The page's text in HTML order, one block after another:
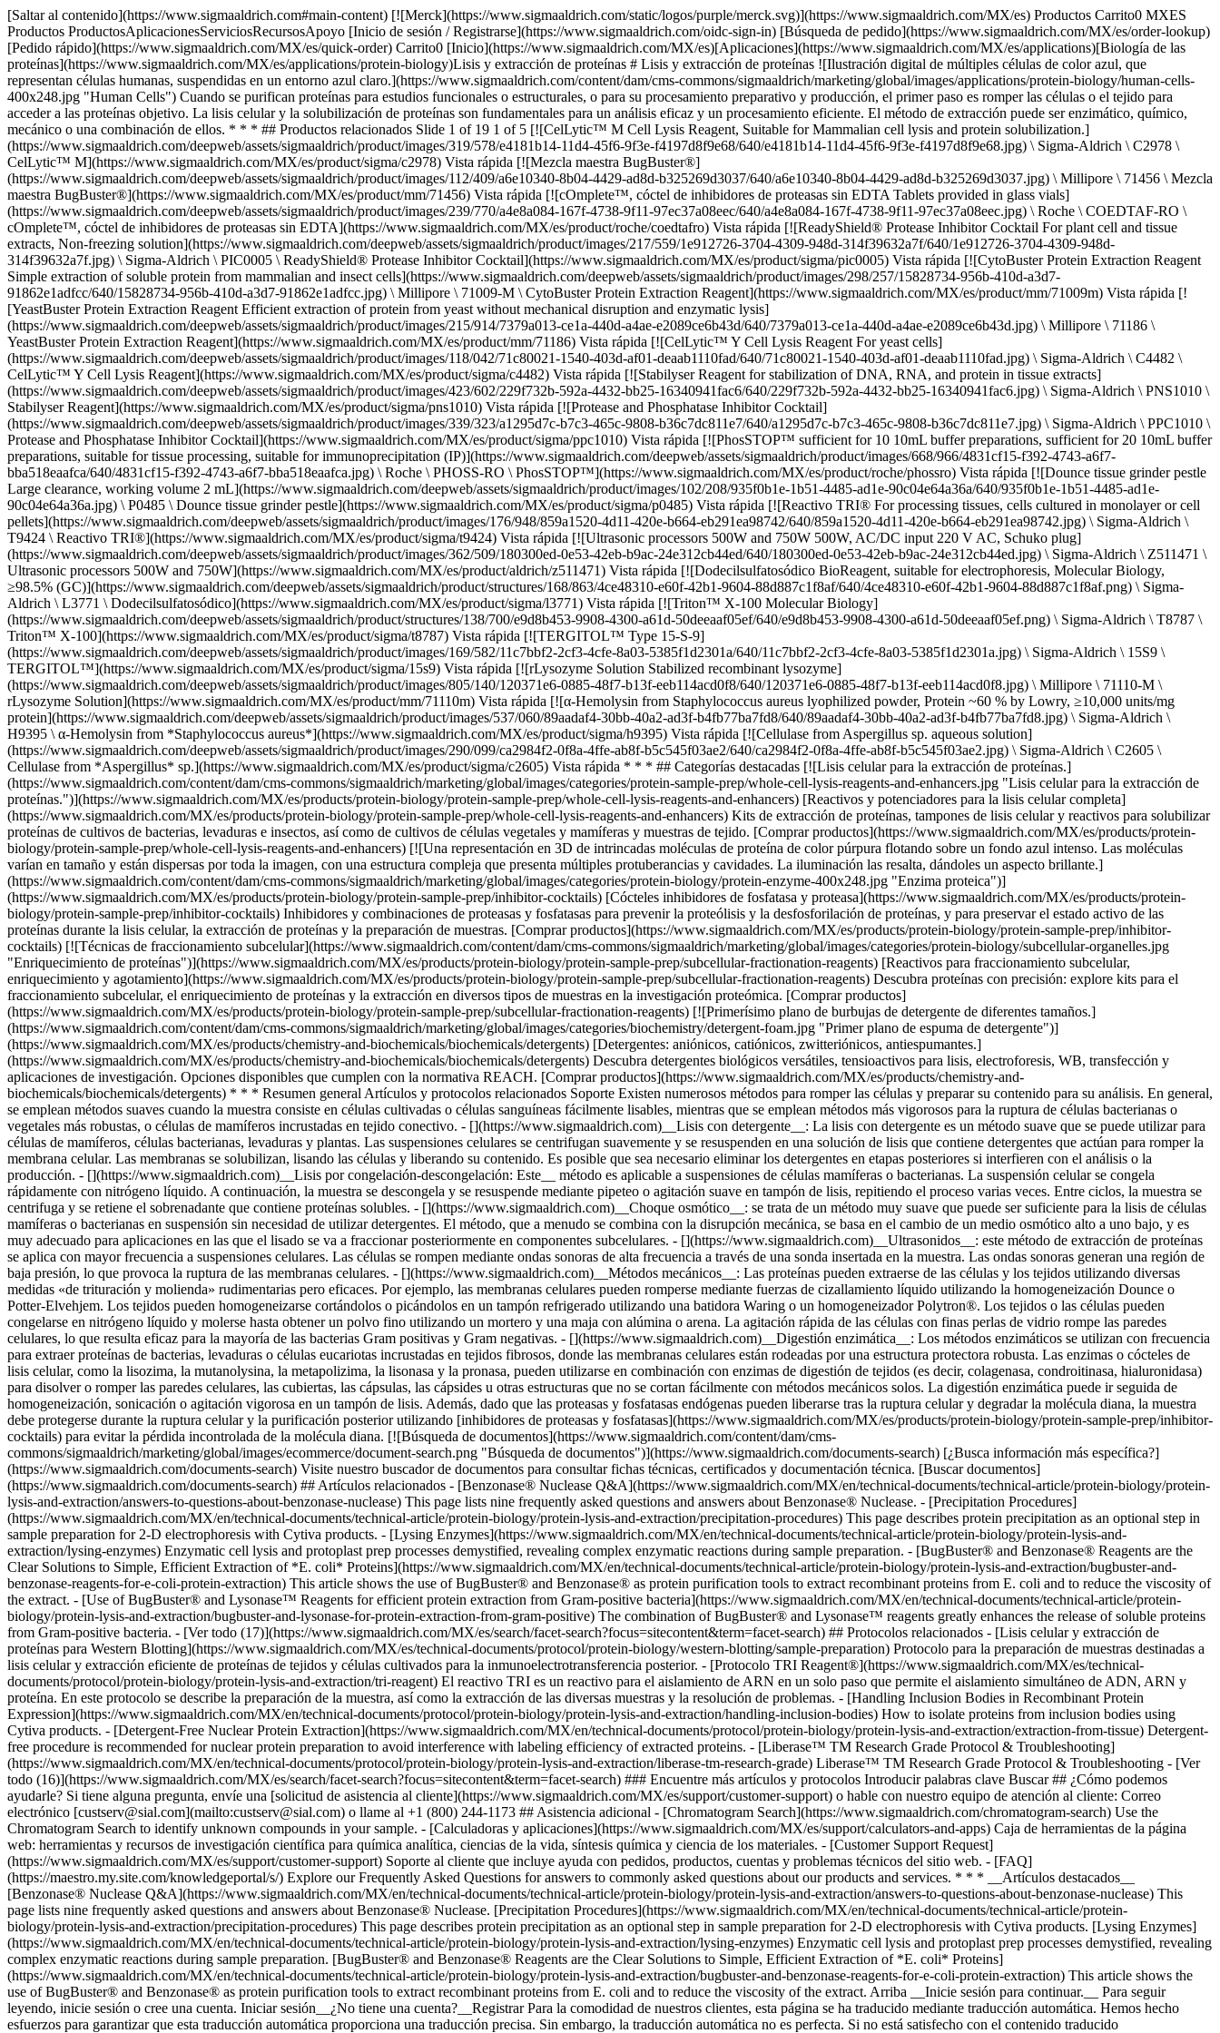
[Saltar al contenido](https://www.sigmaaldrich.com#main-content) [![Merck](https://www.sigmaaldrich.com/static/logos/purple/merck.svg)](https://www.sigmaaldrich.com/MX/es) Productos Carrito0 MXES Productos ProductosAplicacionesServiciosRecursosApoyo [Inicio de sesión / Registrarse](https://www.sigmaaldrich.com/oidc-sign-in) [Búsqueda de pedido](https://www.sigmaaldrich.com/MX/es/order-lookup) [Pedido rápido](https://www.sigmaaldrich.com/MX/es/quick-order) Carrito0 [Inicio](https://www.sigmaaldrich.com/MX/es)[Aplicaciones](https://www.sigmaaldrich.com/MX/es/applications)[Biología de las proteínas](https://www.sigmaaldrich.com/MX/es/applications/protein-biology)Lisis y extracción de proteínas # Lisis y extracción de proteínas ![Ilustración digital de múltiples células de color azul, que representan células humanas, suspendidas en un entorno azul claro.](https://www.sigmaaldrich.com/content/dam/cms-commons/sigmaaldrich/marketing/global/images/applications/protein-biology/human-cells-400x248.jpg "Human Cells") Cuando se purifican proteínas para estudios funcionales o estructurales, o para su procesamiento preparativo y producción, el primer paso es romper las células o el tejido para acceder a las proteínas objetivo. La lisis celular y la solubilización de proteínas son fundamentales para un análisis eficaz y un procesamiento eficiente. El método de extracción puede ser enzimático, químico, mecánico o una combinación de ellos. * * * ## Productos relacionados Slide 1 of 19 1 of 5 [![CelLytic™ M Cell Lysis Reagent, Suitable for Mammalian cell lysis and protein solubilization.](https://www.sigmaaldrich.com/deepweb/assets/sigmaaldrich/product/images/319/578/e4181b14-11d4-45f6-9f3e-f4197d8f9e68/640/e4181b14-11d4-45f6-9f3e-f4197d8f9e68.jpg) \ Sigma-Aldrich \ C2978 \ CelLytic™ M](https://www.sigmaaldrich.com/MX/es/product/sigma/c2978) Vista rápida [![Mezcla maestra BugBuster®](https://www.sigmaaldrich.com/deepweb/assets/sigmaaldrich/product/images/112/409/a6e10340-8b04-4429-ad8d-b325269d3037/640/a6e10340-8b04-4429-ad8d-b325269d3037.jpg) \ Millipore \ 71456 \ Mezcla maestra BugBuster®](https://www.sigmaaldrich.com/MX/es/product/mm/71456) Vista rápida [![cOmplete™, cóctel de inhibidores de proteasas sin EDTA Tablets provided in glass vials](https://www.sigmaaldrich.com/deepweb/assets/sigmaaldrich/product/images/239/770/a4e8a084-167f-4738-9f11-97ec37a08eec/640/a4e8a084-167f-4738-9f11-97ec37a08eec.jpg) \ Roche \ COEDTAF-RO \ cOmplete™, cóctel de inhibidores de proteasas sin EDTA](https://www.sigmaaldrich.com/MX/es/product/roche/coedtafro) Vista rápida [![ReadyShield® Protease Inhibitor Cocktail For plant cell and tissue extracts, Non-freezing solution](https://www.sigmaaldrich.com/deepweb/assets/sigmaaldrich/product/images/217/559/1e912726-3704-4309-948d-314f39632a7f/640/1e912726-3704-4309-948d-314f39632a7f.jpg) \ Sigma-Aldrich \ PIC0005 \ ReadyShield® Protease Inhibitor Cocktail](https://www.sigmaaldrich.com/MX/es/product/sigma/pic0005) Vista rápida [![CytoBuster Protein Extraction Reagent Simple extraction of soluble protein from mammalian and insect cells](https://www.sigmaaldrich.com/deepweb/assets/sigmaaldrich/product/images/298/257/15828734-956b-410d-a3d7-91862e1adfcc/640/15828734-956b-410d-a3d7-91862e1adfcc.jpg) \ Millipore \ 71009-M \ CytoBuster Protein Extraction Reagent](https://www.sigmaaldrich.com/MX/es/product/mm/71009m) Vista rápida [![YeastBuster Protein Extraction Reagent Efficient extraction of protein from yeast without mechanical disruption and enzymatic lysis](https://www.sigmaaldrich.com/deepweb/assets/sigmaaldrich/product/images/215/914/7379a013-ce1a-440d-a4ae-e2089ce6b43d/640/7379a013-ce1a-440d-a4ae-e2089ce6b43d.jpg) \ Millipore \ 71186 \ YeastBuster Protein Extraction Reagent](https://www.sigmaaldrich.com/MX/es/product/mm/71186) Vista rápida [![CelLytic™ Y Cell Lysis Reagent For yeast cells](https://www.sigmaaldrich.com/deepweb/assets/sigmaaldrich/product/images/118/042/71c80021-1540-403d-af01-deaab1110fad/640/71c80021-1540-403d-af01-deaab1110fad.jpg) \ Sigma-Aldrich \ C4482 \ CelLytic™ Y Cell Lysis Reagent](https://www.sigmaaldrich.com/MX/es/product/sigma/c4482) Vista rápida [![Stabilyser Reagent for stabilization of DNA, RNA, and protein in tissue extracts](https://www.sigmaaldrich.com/deepweb/assets/sigmaaldrich/product/images/423/602/229f732b-592a-4432-bb25-16340941fac6/640/229f732b-592a-4432-bb25-16340941fac6.jpg) \ Sigma-Aldrich \ PNS1010 \ Stabilyser Reagent](https://www.sigmaaldrich.com/MX/es/product/sigma/pns1010) Vista rápida [![Protease and Phosphatase Inhibitor Cocktail](https://www.sigmaaldrich.com/deepweb/assets/sigmaaldrich/product/images/339/323/a1295d7c-b7c3-465c-9808-b36c7dc811e7/640/a1295d7c-b7c3-465c-9808-b36c7dc811e7.jpg) \ Sigma-Aldrich \ PPC1010 \ Protease and Phosphatase Inhibitor Cocktail](https://www.sigmaaldrich.com/MX/es/product/sigma/ppc1010) Vista rápida [![PhosSTOP™ sufficient for 10 10mL buffer preparations, sufficient for 20 10mL buffer preparations, suitable for tissue processing, suitable for immunoprecipitation (IP)](https://www.sigmaaldrich.com/deepweb/assets/sigmaaldrich/product/images/668/966/4831cf15-f392-4743-a6f7-bba518eaafca/640/4831cf15-f392-4743-a6f7-bba518eaafca.jpg) \ Roche \ PHOSS-RO \ PhosSTOP™](https://www.sigmaaldrich.com/MX/es/product/roche/phossro) Vista rápida [![Dounce tissue grinder pestle Large clearance, working volume 2 mL](https://www.sigmaaldrich.com/deepweb/assets/sigmaaldrich/product/images/102/208/935f0b1e-1b51-4485-ad1e-90c04e64a36a/640/935f0b1e-1b51-4485-ad1e-90c04e64a36a.jpg) \ P0485 \ Dounce tissue grinder pestle](https://www.sigmaaldrich.com/MX/es/product/sigma/p0485) Vista rápida [![Reactivo TRI® For processing tissues, cells cultured in monolayer or cell pellets](https://www.sigmaaldrich.com/deepweb/assets/sigmaaldrich/product/images/176/948/859a1520-4d11-420e-b664-eb291ea98742/640/859a1520-4d11-420e-b664-eb291ea98742.jpg) \ Sigma-Aldrich \ T9424 \ Reactivo TRI®](https://www.sigmaaldrich.com/MX/es/product/sigma/t9424) Vista rápida [![Ultrasonic processors 500W and 750W 500W, AC/DC input 220 V AC, Schuko plug](https://www.sigmaaldrich.com/deepweb/assets/sigmaaldrich/product/images/362/509/180300ed-0e53-42eb-b9ac-24e312cb44ed/640/180300ed-0e53-42eb-b9ac-24e312cb44ed.jpg) \ Sigma-Aldrich \ Z511471 \ Ultrasonic processors 500W and 750W](https://www.sigmaaldrich.com/MX/es/product/aldrich/z511471) Vista rápida [![Dodecilsulfatosódico BioReagent, suitable for electrophoresis, Molecular Biology, ≥98.5% (GC)](https://www.sigmaaldrich.com/deepweb/assets/sigmaaldrich/product/structures/168/863/4ce48310-e60f-42b1-9604-88d887c1f8af/640/4ce48310-e60f-42b1-9604-88d887c1f8af.png) \ Sigma-Aldrich \ L3771 \ Dodecilsulfatosódico](https://www.sigmaaldrich.com/MX/es/product/sigma/l3771) Vista rápida [![Triton™ X-100 Molecular Biology](https://www.sigmaaldrich.com/deepweb/assets/sigmaaldrich/product/structures/138/700/e9d8b453-9908-4300-a61d-50deeaaf05ef/640/e9d8b453-9908-4300-a61d-50deeaaf05ef.png) \ Sigma-Aldrich \ T8787 \ Triton™ X-100](https://www.sigmaaldrich.com/MX/es/product/sigma/t8787) Vista rápida [![TERGITOL™ Type 15-S-9](https://www.sigmaaldrich.com/deepweb/assets/sigmaaldrich/product/images/169/582/11c7bbf2-2cf3-4cfe-8a03-5385f1d2301a/640/11c7bbf2-2cf3-4cfe-8a03-5385f1d2301a.jpg) \ Sigma-Aldrich \ 15S9 \ TERGITOL™](https://www.sigmaaldrich.com/MX/es/product/sigma/15s9) Vista rápida [![rLysozyme Solution Stabilized recombinant lysozyme](https://www.sigmaaldrich.com/deepweb/assets/sigmaaldrich/product/images/805/140/120371e6-0885-48f7-b13f-eeb114acd0f8/640/120371e6-0885-48f7-b13f-eeb114acd0f8.jpg) \ Millipore \ 71110-M \ rLysozyme Solution](https://www.sigmaaldrich.com/MX/es/product/mm/71110m) Vista rápida [![α-Hemolysin from Staphylococcus aureus lyophilized powder, Protein ~60 % by Lowry, ≥10,000 units/mg protein](https://www.sigmaaldrich.com/deepweb/assets/sigmaaldrich/product/images/537/060/89aadaf4-30bb-40a2-ad3f-b4fb77ba7fd8/640/89aadaf4-30bb-40a2-ad3f-b4fb77ba7fd8.jpg) \ Sigma-Aldrich \ H9395 \ α-Hemolysin from *Staphylococcus aureus*](https://www.sigmaaldrich.com/MX/es/product/sigma/h9395) Vista rápida [![Cellulase from Aspergillus sp. aqueous solution](https://www.sigmaaldrich.com/deepweb/assets/sigmaaldrich/product/images/290/099/ca2984f2-0f8a-4ffe-ab8f-b5c545f03ae2/640/ca2984f2-0f8a-4ffe-ab8f-b5c545f03ae2.jpg) \ Sigma-Aldrich \ C2605 \ Cellulase from *Aspergillus* sp.](https://www.sigmaaldrich.com/MX/es/product/sigma/c2605) Vista rápida * * * ## Categorías destacadas [![Lisis celular para la extracción de proteínas.](https://www.sigmaaldrich.com/content/dam/cms-commons/sigmaaldrich/marketing/global/images/categories/protein-sample-prep/whole-cell-lysis-reagents-and-enhancers.jpg "Lisis celular para la extracción de proteínas.")](https://www.sigmaaldrich.com/MX/es/products/protein-biology/protein-sample-prep/whole-cell-lysis-reagents-and-enhancers) [Reactivos y potenciadores para la lisis celular completa](https://www.sigmaaldrich.com/MX/es/products/protein-biology/protein-sample-prep/whole-cell-lysis-reagents-and-enhancers) Kits de extracción de proteínas, tampones de lisis celular y reactivos para solubilizar proteínas de cultivos de bacterias, levaduras e insectos, así como de cultivos de células vegetales y mamíferas y muestras de tejido. [Comprar productos](https://www.sigmaaldrich.com/MX/es/products/protein-biology/protein-sample-prep/whole-cell-lysis-reagents-and-enhancers) [![Una representación en 3D de intrincadas moléculas de proteína de color púrpura flotando sobre un fondo azul intenso. Las moléculas varían en tamaño y están dispersas por toda la imagen, con una estructura compleja que presenta múltiples protuberancias y cavidades. La iluminación las resalta, dándoles un aspecto brillante.](https://www.sigmaaldrich.com/content/dam/cms-commons/sigm